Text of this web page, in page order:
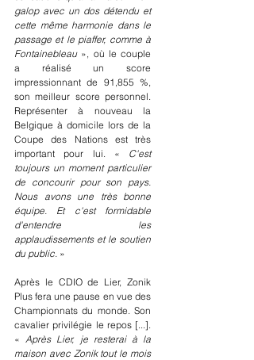
galop avec un dos détendu et
cette même harmonie dans le
passage et le piaffer, comme à
Fontainebleau », où le couple
a réalisé un score
impressionnant de 91,855 %,
son meilleur score personnel.
Représenter à nouveau la
Belgique à domicile lors de la
Coupe des Nations est très
important pour lui. « C'est
toujours un moment particulier
de concourir pour son pays.
Nous avons une très bonne
équipe. Et c'est formidable
d'entendre les
applaudissements et le soutien
du public. »
Après le CDIO de Lier, Zonik
Plus fera une pause en vue des
Championnats du monde. Son
cavalier privilégie le repos [...].
« Après Lier, je resterai à la
maison avec Zonik tout le mois